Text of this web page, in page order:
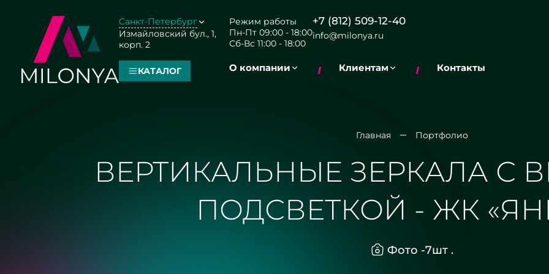
Санкт-Петербург
Измайловский бул., 1,
корп. 2
Режим работы
Пн-Пт 09:00 - 18:00
Сб-Вс 11:00 - 18:00
+7 (812) 509-12-40
info@milonya.ru
КАТАЛОГ О компании Клиентам Контакты
Главная Портфолио
ВЕРТИКАЛЬНЫЕ ЗЕРКАЛА С
ПОДСВЕТКОЙ - ЖК
Фото -7шт .